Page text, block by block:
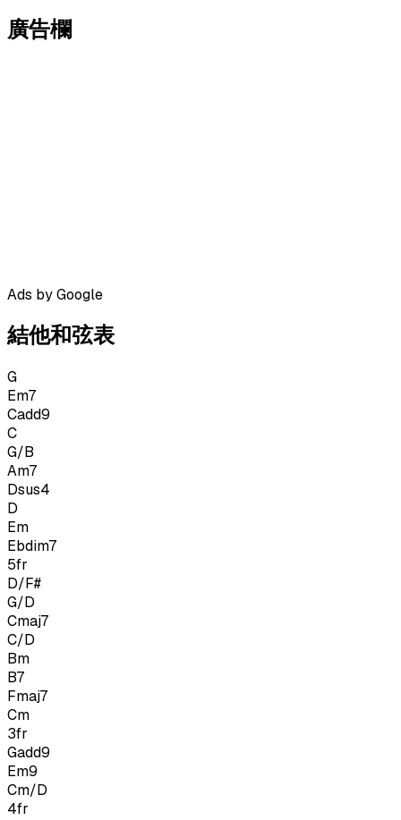
廣告欄
Ads by Google
結他和弦表
G
Em7
Cadd9
C
G/B
Am7
Dsus4
D
Em
Ebdim7
5fr
D/F#
G/D
Cmaj7
C/D
Bm
B7
Fmaj7
Cm
3fr
Gadd9
Em9
Cm/D
4fr